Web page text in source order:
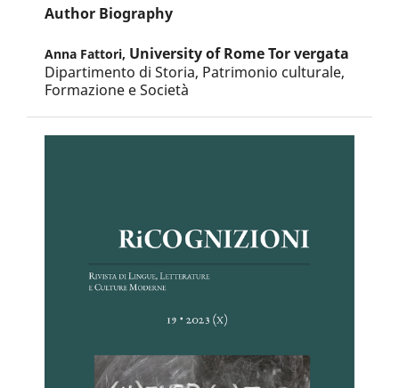
Author Biography
Anna Fattori, University of Rome Tor vergata
Dipartimento di Storia, Patrimonio culturale,
Formazione e Società